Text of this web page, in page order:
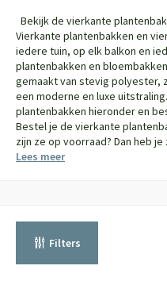
Bekijk de vierkante
Vierkante plantenbakken en
iedere tuin, op elk balkon en
plantenbakken en
gemaakt van stevig polyester,
een moderne en luxe
plantenbakken hieronder en
Bestel je de vierkante
zijn ze op voorraad? Dan heb
Lees meer
Filters